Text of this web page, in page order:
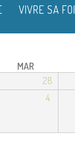
VIVRE SA FOI
MAR
28
4